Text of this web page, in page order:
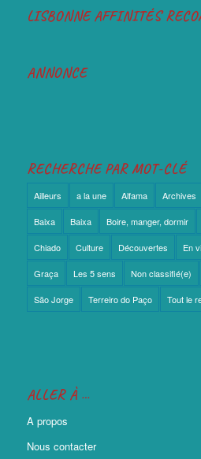
LISBONNE AFFINITÉS
ANNONCE
RECHERCHE PAR MOT-CLÉ
Ailleurs a la une Alfama Archives
Baixa Baixa Boire, manger, dormir
Chiado Culture Découvertes En
Graça Les 5 sens Non classifié(e)
São Jorge Terreiro do Paço Tout le
ALLER À …
A propos
Nous contacter